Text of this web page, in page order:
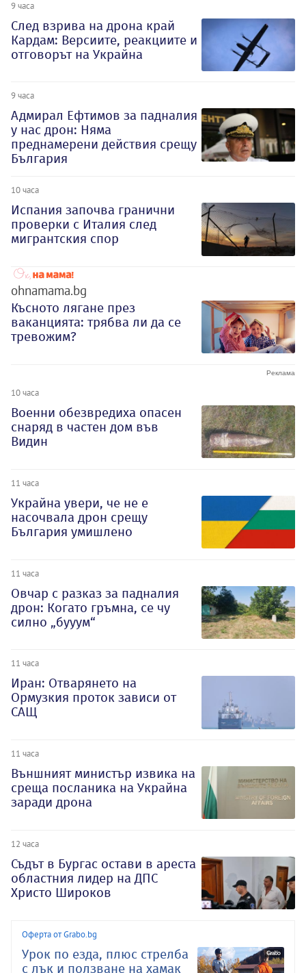
9 часа
След взрива на дрона край
Кардам: Версиите, реакциите и
отговорът на Украйна
9 часа
Адмирал Ефтимов за падналия
у нас дрон: Няма
преднамерени действия срещу
България
10 часа
Испания започва гранични
проверки с Италия след
мигрантския спор
ohnamama.bg
Късното лягане през
ваканцията: трябва ли да се
тревожим?
10 часа
Военни обезвредиха опасен
снаряд в частен дом във
Видин
11 часа
Украйна увери, че не е
насочвала дрон срещу
България умишлено
11 часа
Овчар с разказ за падналия
дрон: Когато гръмна, се чу
силно „бууум“
11 часа
Иран: Отварянето на
Ормузкия проток зависи от
САЩ
11 часа
Външният министър извика на
среща посланика на Украйна
заради дрона
12 часа
Съдът в Бургас остави в ареста
областния лидер на ДПС
Христо Широков
Оферта от Grabo.bg
Урок по езда, плюс стрелба
с лък и ползване на хамак